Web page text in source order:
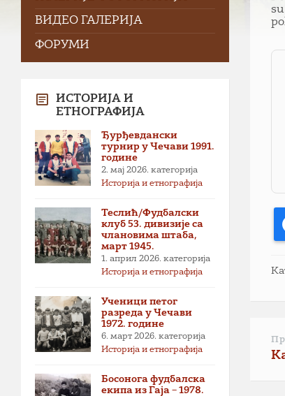
ВИДЕО ГАЛЕРИЈА
ФОРУМИ
ИСТОРИЈА И
ЕТНОГРАФИЈА
Ђурђевдански
турнир у Чечави 1991.
године
2. мај 2026. категорија
Историја и етнографија
Теслић/Фудбалски
клуб 53. дивизије са
члановима штаба,
март 1945.
1. април 2026. категорија
Историја и етнографија
Ученици петог
разреда у Чечави
1972. године
6. март 2026. категорија
Историја и етнографија
Босонога фудбалска
екипа из Гаја – 1978.